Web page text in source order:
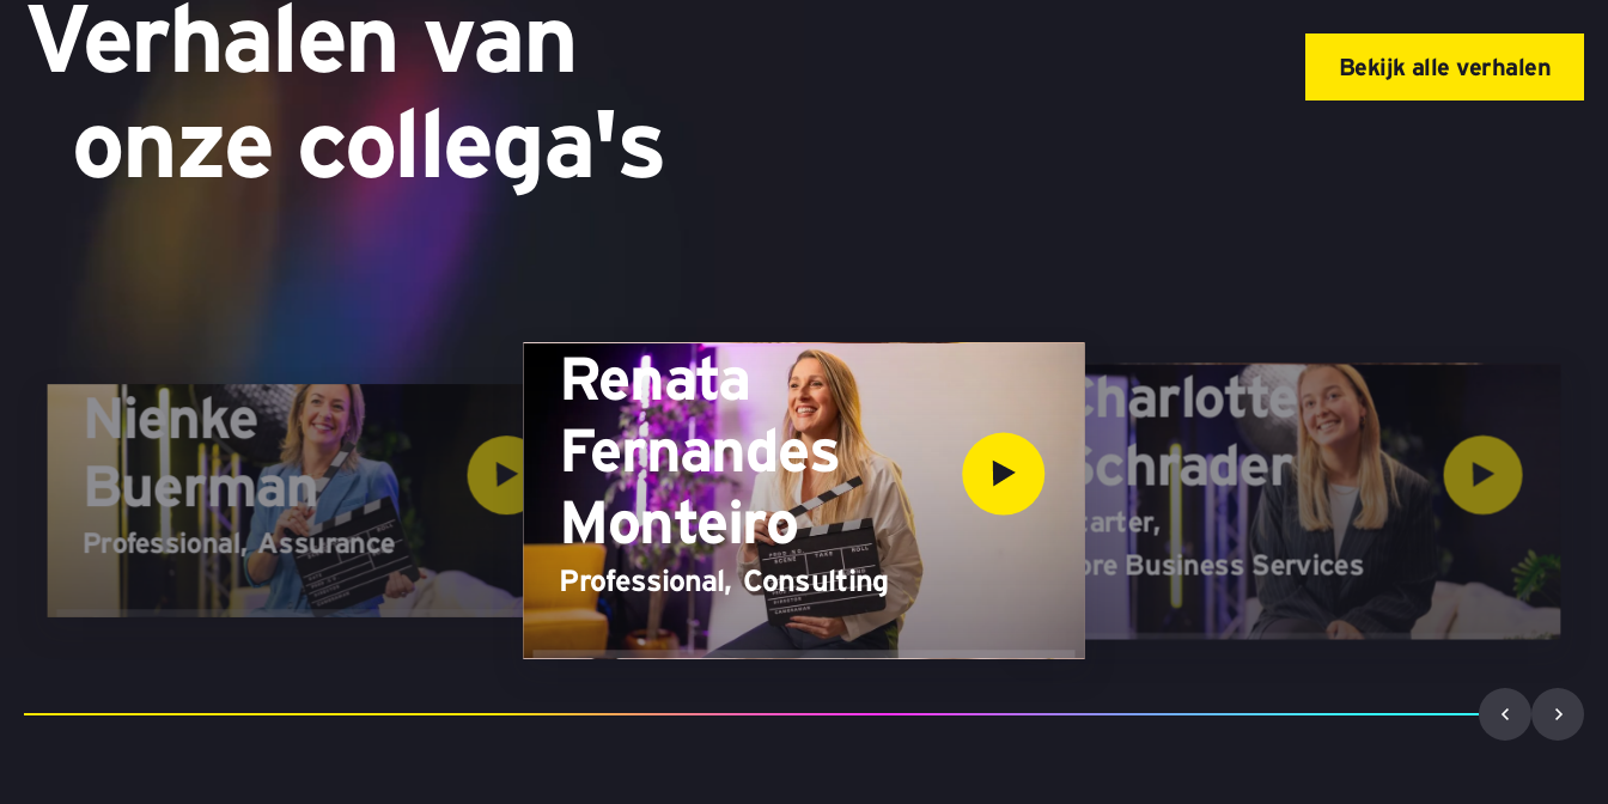
Verhalen van
onze collega's
Bekijk alle verhalen
Nienke
Buerman
Professional, Assurance
Renata
Fernandes
Monteiro
Professional, Consulting
Charlotte
Schrader
Starter,
Core Business Services